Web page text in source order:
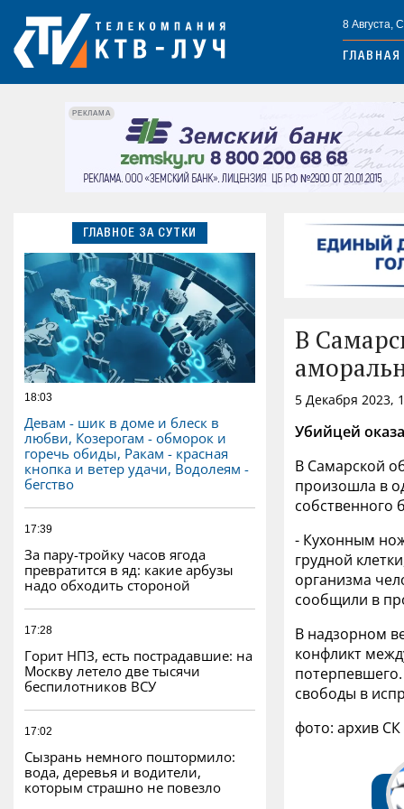
8 Августа,
ГЛАВНАЯ
РЕКЛАМА
ГЛАВНОЕ ЗА СУТКИ
18:03
Девам - шик в доме и блеск в
любви, Козерогам - обморок и
горечь обиды, Ракам - красная
кнопка и ветер удачи, Водолеям -
бегство
17:39
За пару-тройку часов ягода
превратится в яд: какие арбузы
надо обходить стороной
17:28
Горит НПЗ, есть пострадавшие: на
Москву летело две тысячи
беспилотников ВСУ
17:02
Сызрань немного поштормило:
вода, деревья и водители,
которым страшно не повезло
В
5 Декабря 2023,
Убийцей
В Самарской
произошла в
собственного
- Кухонным
грудной
организма
сообщили в
В надзорном
конфликт
свободы в
фото: архив СК